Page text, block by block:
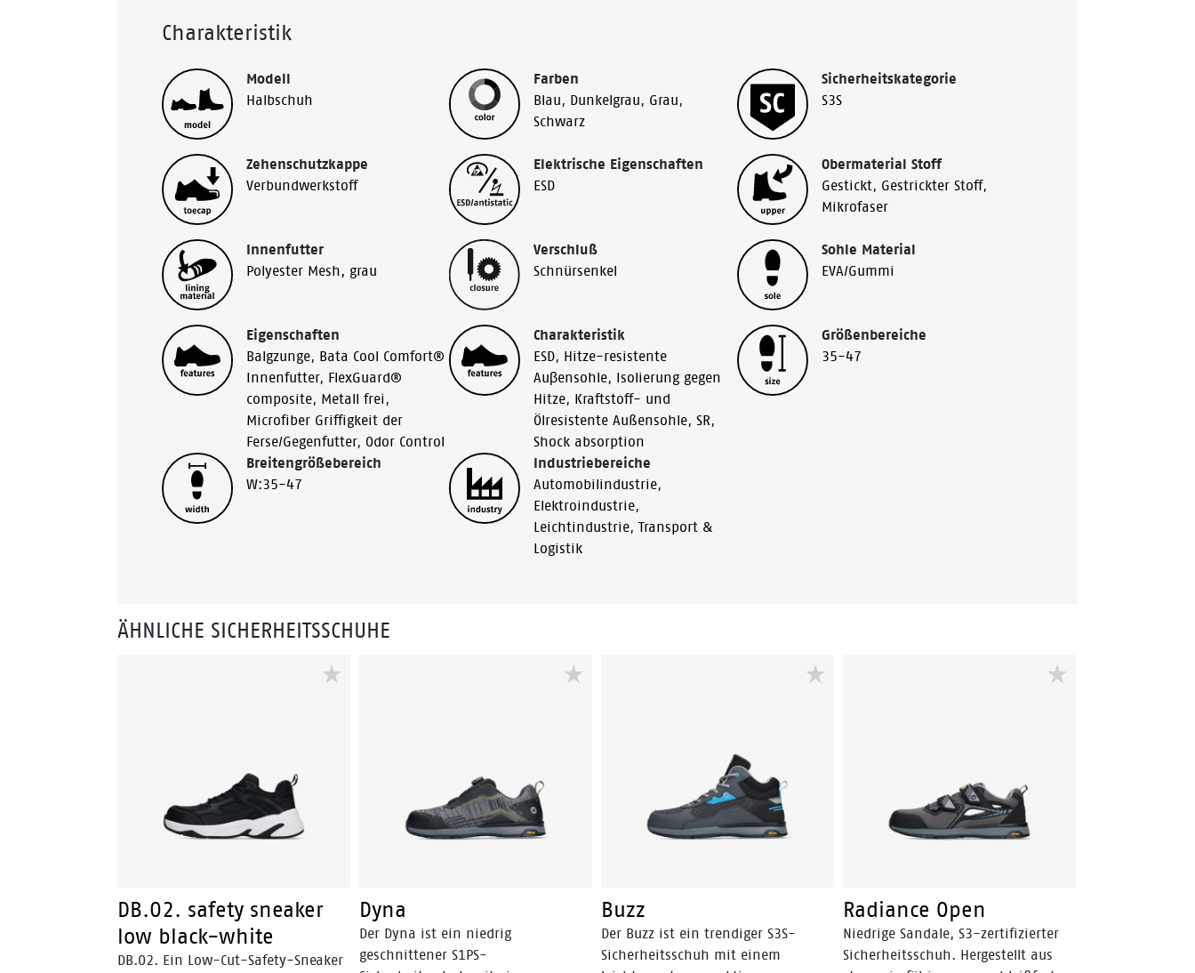
Charakteristik
Modell
Halbschuh
Farben
Blau, Dunkelgrau, Grau,
Schwarz
Sicherheitskategorie
S3S
Zehenschutzkappe
Verbundwerkstoff
Elektrische Eigenschaften
ESD
Obermaterial Stoff
Gestickt, Gestrickter Stoff,
Mikrofaser
Innenfutter
Polyester Mesh, grau
Verschluß
Schnürsenkel
Sohle Material
EVA/Gummi
Eigenschaften
Balgzunge, Bata Cool Comfort®
Innenfutter, FlexGuard®
composite, Metall frei,
Microfiber Griffigkeit der
Ferse/Gegenfutter, Odor Control
Charakteristik
ESD, Hitze-resistente
Auβensohle, Isolierung gegen
Hitze, Kraftstoff- und
Ölresistente Außensohle,SR,
Shock absorption
Größenbereiche
35-47
Breitengrößebereich
W:35-47
Industriebereiche
Automobilindustrie,
Elektroindustrie,
Leichtindustrie,Transport &
Logistik
ÄHNLICHE SICHERHEITSSCHUHE
DB.02. safety sneaker
low black-white
DB.02. Ein Low-Cut-Safety-Sneaker
Dyna
Der Dyna ist ein niedrig
geschnittener S1PS-
Buzz
Der Buzz ist ein trendiger S3S-
Sicherheitsschuh mit einem
Radiance Open
Niedrige Sandale, S3-zertifizierter
Sicherheitsschuh. Hergestellt aus